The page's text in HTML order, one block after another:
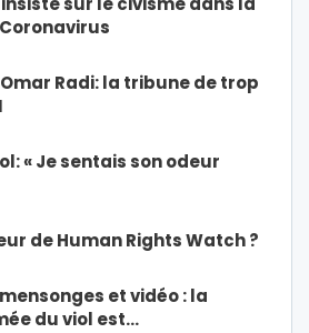
Radi: la tribune de trop
« Je sentais son odeur
de Human Rights Watch ?
et vidéo : la
du viol est…